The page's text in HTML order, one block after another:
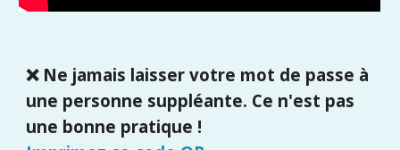
❌ Ne jamais laisser votre mot de passe à
une personne suppléante. Ce n'est pas
une bonne pratique !